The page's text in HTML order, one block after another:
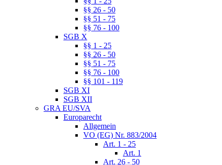
§§ 26 - 50
§§ 51 - 75
§§ 76 - 100
SGB X
§§ 1 - 25
§§ 26 - 50
§§ 51 - 75
§§ 76 - 100
§§ 101 - 119
SGB XI
SGB XII
GRA EU/SVA
Europarecht
Allgemein
VO (EG) Nr. 883/2004
Art. 1 - 25
Art. 1
Art. 26 - 50